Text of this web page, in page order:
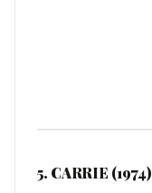
5. CARRIE (1974)